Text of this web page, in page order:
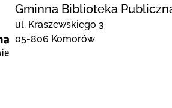
Gminna Biblioteka
ul. Kraszewskiego 3
05-806 Komorów